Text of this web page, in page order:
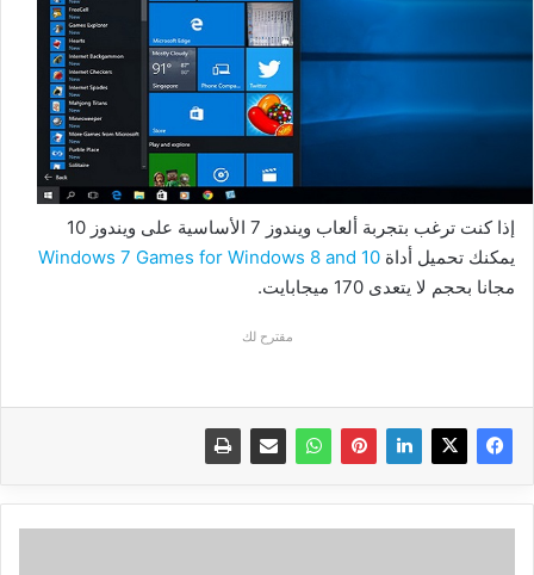
إذا كنت ترغب بتجربة ألعاب ويندوز 7 الأساسية على ويندوز 10
يمكنك تحميل أداة Windows 7 Games for Windows 8 and 10
مجانا بحجم لا يتعدى 170 ميجابايت.
مقترح لك